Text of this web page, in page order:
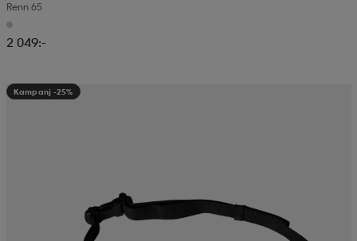
Renn 65
2 049:-
Kampanj -25%